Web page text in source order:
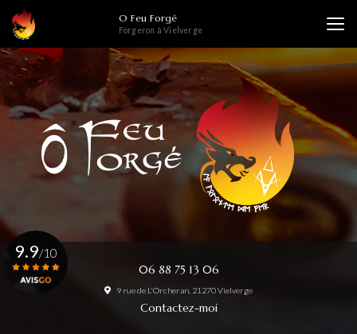
contenu
principal
O Feu Forgé
Forgeron à Vielverge
06 88 75 13 06
9 rue de L'Orcheran, 21270 Vielverge
Contactez-moi
9.9/10